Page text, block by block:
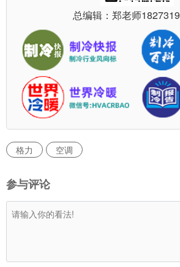
总编辑：郑老师
格力 空调
参与评论